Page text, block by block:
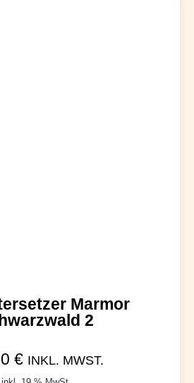
Marmor
2
€ INKL. MWST.